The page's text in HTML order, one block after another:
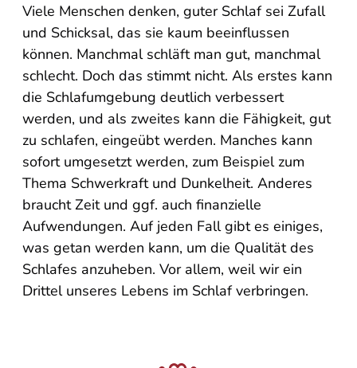
Viele Menschen denken, guter Schlaf sei Zufall
und Schicksal, das sie kaum beeinflussen
können. Manchmal schläft man gut, manchmal
schlecht. Doch das stimmt nicht. Als erstes kann
die Schlafumgebung deutlich verbessert
werden, und als zweites kann die Fähigkeit, gut
zu schlafen, eingeübt werden. Manches kann
sofort umgesetzt werden, zum Beispiel zum
Thema Schwerkraft und Dunkelheit. Anderes
braucht Zeit und ggf. auch finanzielle
Aufwendungen. Auf jeden Fall gibt es einiges,
was getan werden kann, um die Qualität des
Schlafes anzuheben. Vor allem, weil wir ein
Drittel unseres Lebens im Schlaf verbringen.